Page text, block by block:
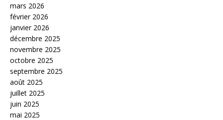
mars 2026
février 2026
janvier 2026
décembre 2025
novembre 2025
octobre 2025
septembre 2025
août 2025
juillet 2025
juin 2025
mai 2025